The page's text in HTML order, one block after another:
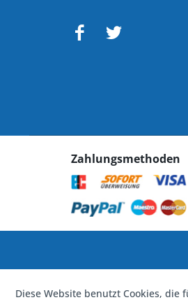
Zahlungsmethoden
Diese Website benutzt Cookies,